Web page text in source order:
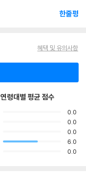
한줄평
혜택 및 유의사항
연령대별 평균 점수
0.0
0.0
0.0
6.0
0.0